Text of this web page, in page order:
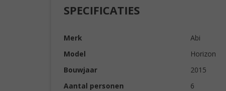
SPECIFICATIES
Merk
Abi
Model
Horizon
Bouwjaar
2015
Aantal personen
6